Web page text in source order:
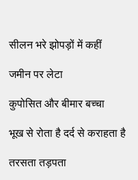
सीलन भरे झोपड़ों में कहीं
जमीन पर लेटा
कुपोसित और बीमार बच्चा
भूख से रोता है दर्द से कराहता है
तरसता तड़पता